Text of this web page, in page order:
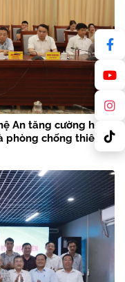
An tăng cường hợp
chống thiên